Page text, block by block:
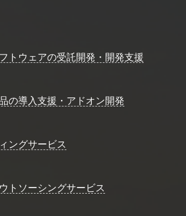
トウェアの受託開発・開発支援
の導入支援・アドオン開発
ングサービス
トソーシングサービス